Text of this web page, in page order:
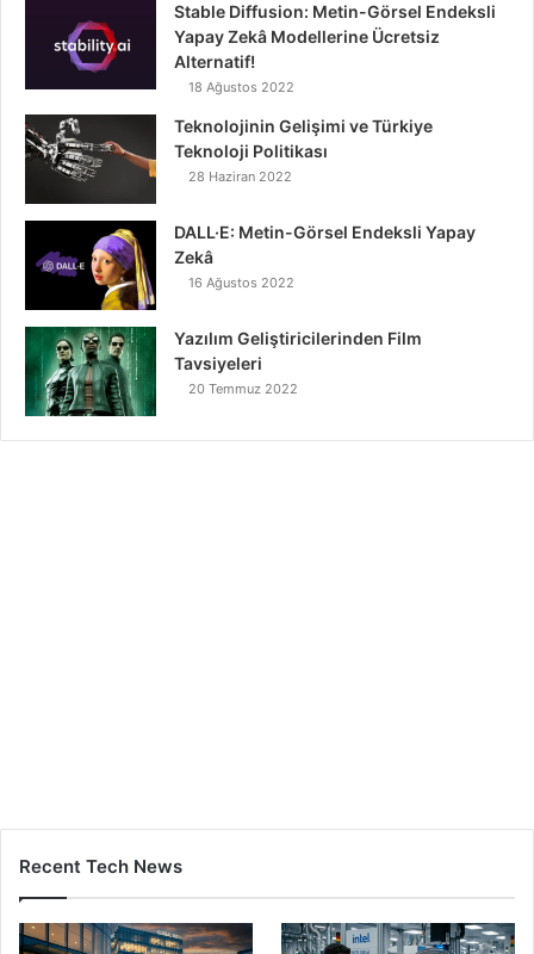
Stable Diffusion: Metin-Görsel Endeksli
Yapay Zekâ Modellerine Ücretsiz
Alternatif!
18 Ağustos 2022
Teknolojinin Gelişimi ve Türkiye
Teknoloji Politikası
28 Haziran 2022
DALL·E: Metin-Görsel Endeksli Yapay
Zekâ
16 Ağustos 2022
Yazılım Geliştiricilerinden Film
Tavsiyeleri
20 Temmuz 2022